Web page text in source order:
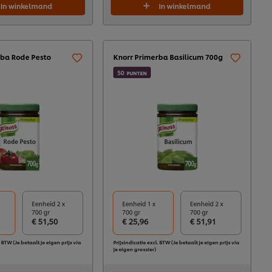
In winkelmand In winkelmand
Rode Pesto
Eenheid 2 x
700 gr
€ 51,50
(Je betaalt je eigen prijs via
Knorr Primerba Basilicum 700g
50 PUNTEN
Eenheid 1 x
700 gr
€ 25,96
Eenheid 2 x
700 gr
€ 51,91
Prijsindicatie excl. BTW (Je betaalt je eigen prijs via
je eigen grossier)